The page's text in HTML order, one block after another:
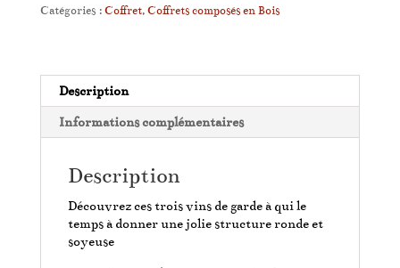
Clos
Catégories :Coffret,Coffrets composés en Bois
Description
Informations complémentaires
Description
Découvrez ces trois vins de garde à qui le
temps à donner une jolie structure ronde et
soyeuse